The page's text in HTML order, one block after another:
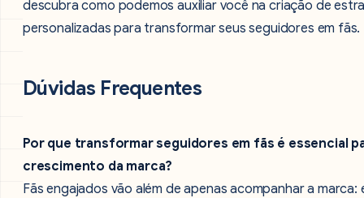
descubra como podemos auxiliar você na criação de
personalizadas para transformar seus seguidores em fãs.
Dúvidas Frequentes
Por que transformar seguidores em fãs é essencial
crescimento da marca?
Fãs engajados vão além de apenas acompanhar a marca: